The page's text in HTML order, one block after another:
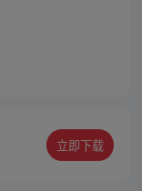
立即下载